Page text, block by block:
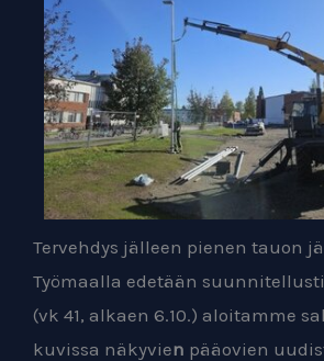
Tervehdys jälleen pienen tauon
Työmaalla edetään
(vk 41, alkaen 6.10.) aloitamme
kuvissa näkyvien pääovien